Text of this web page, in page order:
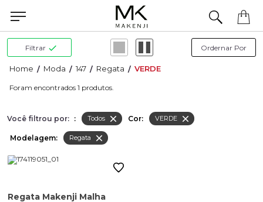
Filtrar
Moda 147 Regata VERDE
1
Você filtrou por: : Todos Cor: VERDE
Modelagem: Regata
Regata Makenji Malha